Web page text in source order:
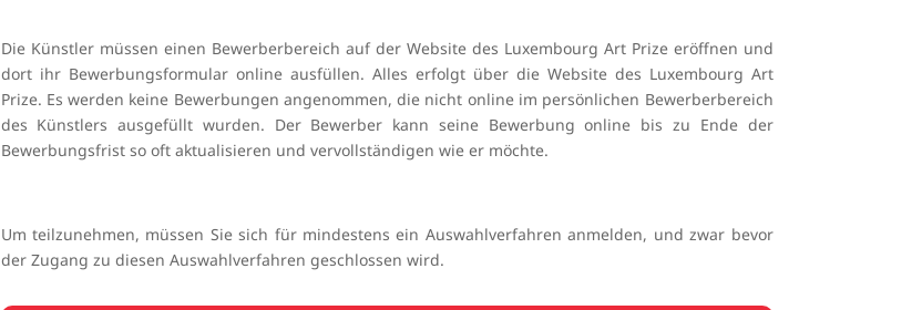
Die Künstler müssen einen Bewerberbereich auf der Website des Luxembourg Art Prize eröffnen und
dort ihr Bewerbungsformular online ausfüllen. Alles erfolgt über die Website des Luxembourg Art
Prize. Es werden keine Bewerbungen angenommen, die nicht online im persönlichen Bewerberbereich
des Künstlers ausgefüllt wurden. Der Bewerber kann seine Bewerbung online bis zu Ende der
Bewerbungsfrist so oft aktualisieren und vervollständigen wie er möchte.
Um teilzunehmen, müssen Sie sich für mindestens ein Auswahlverfahren anmelden, und zwar bevor
der Zugang zu diesen Auswahlverfahren geschlossen wird.